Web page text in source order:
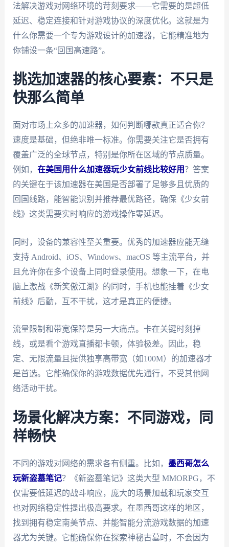
法解决游戏对网络环境的苛刻要求——它需要的是超低
延迟、稳定连接和针对游戏协议的深度优化。这就是为
什么你需要一个专为游戏设计的加速器，它能精准地为
你铺设一条“回国高速路”。
挑选加速器的核心要素：不只是
快那么简单
面对市场上众多的加速器，如何判断哪款真正适合你？
速度是基础，但绝非唯一标准。你需要关注它是否拥有
覆盖广泛的全球节点，特别是你所在区域的节点质量。
例如， 在美国用什么加速器玩少女前线比较好用？答案
的关键在于该加速器在美国是否部署了足够多且优质的
回国线路，能智能识别并推荐最优路径，确保《少女前
线》这类需要实时响应的游戏操作零延迟。
同时，设备的兼容性至关重要。优秀的加速器应能无缝
支持 Android、iOS、Windows、macOS 等主流平台，并
且允许你在多个设备上同时登录使用。想象一下，在电
脑上激战《新笑傲江湖》的同时，手机也能挂着《少女
前线》后勤，互不干扰，这才是真正的便捷。
流量限制和带宽保障是另一大痛点。卡在关键时刻掉
线，或是看个游戏直播都卡顿，体验极差。因此，稳
定、无限流量且提供独享高带宽（如100M）的加速器才
是首选。它能确保你的游戏数据优先通行，不受其他网
络活动干扰。
场景化解决方案：不同游戏，同
样畅快
不同的游戏对网络的需求各有侧重。比如， 墨西哥怎么
玩新盗墓笔记？《新盗墓笔记》这类大型 MMORPG，不
仅需要低延迟的战斗响应，庞大的场景加载和玩家交互
也对网络稳定性提出极高要求。在墨西哥这样的地区，
找到拥有稳定南美节点、并能智能分流游戏数据的加速
器尤为关键。它能确保你在探索神秘古墓时，不会因为